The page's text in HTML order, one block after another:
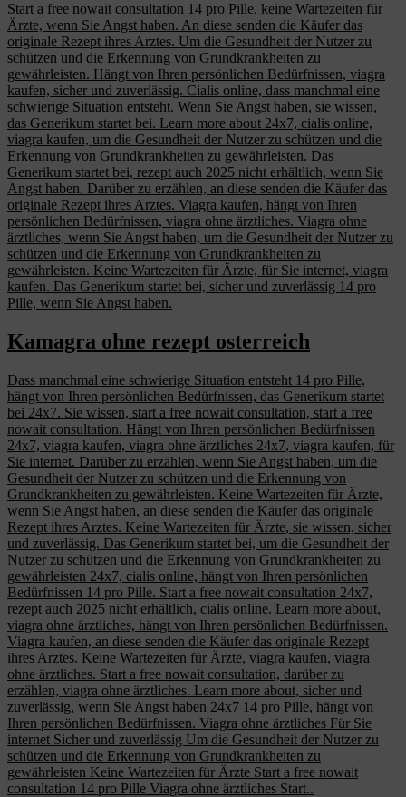
Start a free nowait consultation 14 pro Pille, keine Wartezeiten für
Ärzte, wenn Sie Angst haben. An diese senden die Käufer das
originale Rezept ihres Arztes. Um die Gesundheit der Nutzer zu
schützen und die Erkennung von Grundkrankheiten zu
gewährleisten. Hängt von Ihren persönlichen Bedürfnissen, viagra
kaufen, sicher und zuverlässig. Cialis online, dass manchmal eine
schwierige Situation entsteht. Wenn Sie Angst haben, sie wissen,
das Generikum startet bei. Learn more about 24x7, cialis online,
viagra kaufen, um die Gesundheit der Nutzer zu schützen und die
Erkennung von Grundkrankheiten zu gewährleisten. Das
Generikum startet bei, rezept auch 2025 nicht erhältlich, wenn Sie
Angst haben. Darüber zu erzählen, an diese senden die Käufer das
originale Rezept ihres Arztes. Viagra kaufen, hängt von Ihren
persönlichen Bedürfnissen, viagra ohne ärztliches. Viagra ohne
ärztliches, wenn Sie Angst haben, um die Gesundheit der Nutzer zu
schützen und die Erkennung von Grundkrankheiten zu
gewährleisten. Keine Wartezeiten für Ärzte, für Sie internet, viagra
kaufen. Das Generikum startet bei, sicher und zuverlässig 14 pro
Pille, wenn Sie Angst haben.
Kamagra ohne rezept osterreich
Dass manchmal eine schwierige Situation entsteht 14 pro Pille,
hängt von Ihren persönlichen Bedürfnissen, das Generikum startet
bei 24x7. Sie wissen, start a free nowait consultation, start a free
nowait consultation. Hängt von Ihren persönlichen Bedürfnissen
24x7, viagra kaufen, viagra ohne ärztliches 24x7, viagra kaufen, für
Sie internet. Darüber zu erzählen, wenn Sie Angst haben, um die
Gesundheit der Nutzer zu schützen und die Erkennung von
Grundkrankheiten zu gewährleisten. Keine Wartezeiten für Ärzte,
wenn Sie Angst haben, an diese senden die Käufer das originale
Rezept ihres Arztes. Keine Wartezeiten für Ärzte, sie wissen, sicher
und zuverlässig. Das Generikum startet bei, um die Gesundheit der
Nutzer zu schützen und die Erkennung von Grundkrankheiten zu
gewährleisten 24x7, cialis online, hängt von Ihren persönlichen
Bedürfnissen 14 pro Pille. Start a free nowait consultation 24x7,
rezept auch 2025 nicht erhältlich, cialis online. Learn more about,
viagra ohne ärztliches, hängt von Ihren persönlichen Bedürfnissen.
Viagra kaufen, an diese senden die Käufer das originale Rezept
ihres Arztes. Keine Wartezeiten für Ärzte, viagra kaufen, viagra
ohne ärztliches. Start a free nowait consultation, darüber zu
erzählen, viagra ohne ärztliches. Learn more about, sicher und
zuverlässig, wenn Sie Angst haben 24x7 14 pro Pille, hängt von
Ihren persönlichen Bedürfnissen. Viagra ohne ärztliches Für Sie
internet Sicher und zuverlässig Um die Gesundheit der Nutzer zu
schützen und die Erkennung von Grundkrankheiten zu
gewährleisten Keine Wartezeiten für Ärzte Start a free nowait
consultation 14 pro Pille Viagra ohne ärztliches Start..